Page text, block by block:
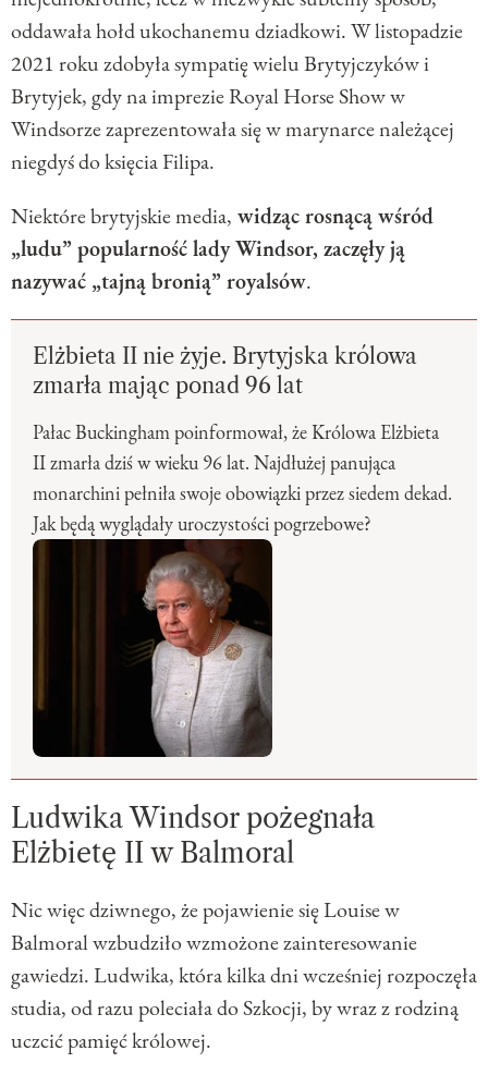
oddawała hołd ukochanemu dziadkowi. W listopadzie
2021 roku zdobyła sympatię wielu Brytyjczyków i
Brytyjek, gdy na imprezie Royal Horse Show w
Windsorze zaprezentowała się w marynarce należącej
niegdyś do księcia Filipa.
Niektóre brytyjskie media, widząc rosnącą wśród
„ludu” popularność lady Windsor, zaczęły ją
nazywać „tajną bronią” royalsów.
Elżbieta II nie żyje. Brytyjska królowa
zmarła mając ponad 96 lat
Pałac Buckingham poinformował, że Królowa Elżbieta
II zmarła dziś w wieku 96 lat. Najdłużej panująca
monarchini pełniła swoje obowiązki przez siedem dekad.
Jak będą wyglądały uroczystości pogrzebowe?
Ludwika Windsor pożegnała
Elżbietę II w Balmoral
Nic więc dziwnego, że pojawienie się Louise w
Balmoral wzbudziło wzmożone zainteresowanie
gawiedzi. Ludwika, która kilka dni wcześniej rozpoczęła
studia, od razu poleciała do Szkocji, by wraz z rodziną
uczcić pamięć królowej.